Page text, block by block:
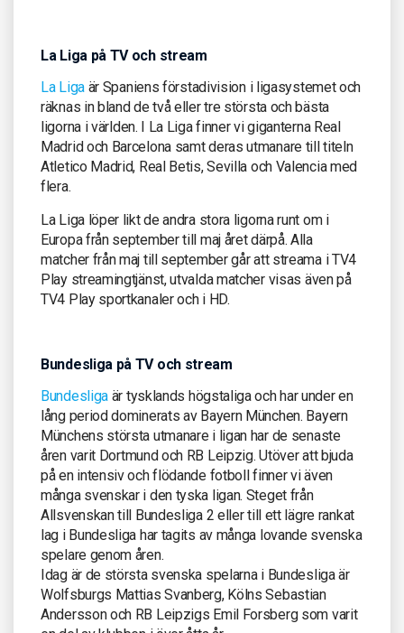
La Liga på TV och stream
La Ligaär Spaniens förstadivision i ligasystemet och
räknas in bland de två eller tre största och bästa
ligorna i världen. I La Liga finner vi giganterna Real
Madrid och Barcelona samt deras utmanare till titeln
Atletico Madrid, Real Betis, Sevilla och Valencia med
flera.
La Liga löper likt de andra stora ligorna runt om i
Europa från september till maj året därpå. Alla
matcher från maj till september går att streama i TV4
Play streamingtjänst, utvalda matcher visas även på
TV4 Play sportkanaler och i HD.
Bundesliga på TV och stream
Bundesliga är tysklands högstaliga och har under en
lång period dominerats av Bayern München. Bayern
Münchens största utmanare i ligan har de senaste
åren varit Dortmund och RB Leipzig. Utöver att bjuda
på en intensiv och flödande fotboll finner vi även
många svenskar i den tyska ligan. Steget från
Allsvenskan till Bundesliga 2 eller till ett lägre rankat
lag i Bundesliga har tagits av många lovande svenska
spelare genom åren.
Idag är de största svenska spelarna i Bundesliga är
Wolfsburgs Mattias Svanberg, Kölns Sebastian
Andersson och RB Leipzigs Emil Forsberg som varit